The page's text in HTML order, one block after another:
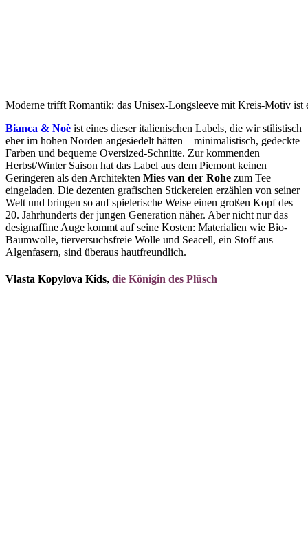
Moderne trifft Romantik: das Unisex-Longsleeve mit Kreis-Motiv ist
Bianca & Noè ist eines dieser italienischen Labels, die wir stilistisch
eher im hohen Norden angesiedelt hätten – minimalistisch, gedeckte
Farben und bequeme Oversized-Schnitte. Zur kommenden
Herbst/Winter Saison hat das Label aus dem Piemont keinen
Geringeren als den Architekten Mies van der Rohe zum Tee
eingeladen. Die dezenten grafischen Stickereien erzählen von seiner
Welt und bringen so auf spielerische Weise einen großen Kopf des
20. Jahrhunderts der jungen Generation näher. Aber nicht nur das
designaffine Auge kommt auf seine Kosten: Materialien wie Bio-
Baumwolle, tierversuchsfreie Wolle und Seacell, ein Stoff aus
Algenfasern, sind überaus hautfreundlich.
Vlasta Kopylova Kids, die Königin des Plüsch